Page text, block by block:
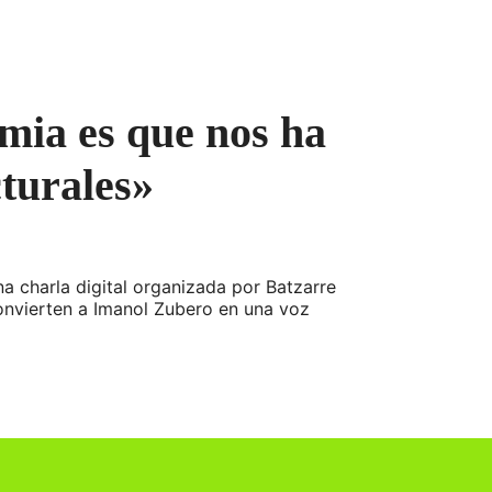
es que nos ha
charla digital organizada por Batzarre
a Imanol Zubero en una voz